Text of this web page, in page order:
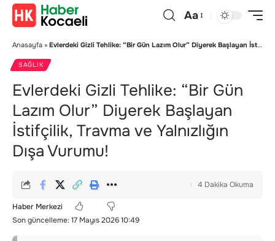
Aa
Anasayfa » Evlerdeki Gizli Tehlike: “Bir Gün Lazım Olur” Diyerek Başlayan İstifçilik, Travma ve Yalnızlığın Dışa Vurumu!
SAĞLIK
Evlerdeki Gizli Tehlike: “Bir Gün
Lazım Olur” Diyerek Başlayan
İstifçilik, Travma ve Yalnızlığın
Dışa Vurumu!
Son güncelleme: 17 Mayıs 2026 10:49
Haber Merkezi
4 Dakika Okuma